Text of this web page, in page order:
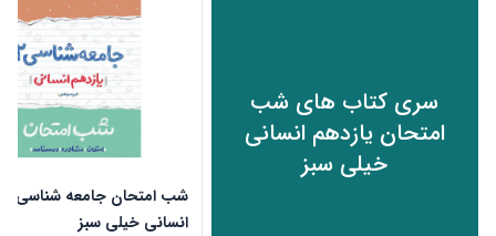
سری کتاب های شب
امتحان یازدهم انسانی
خیلی سبز
شب امتحان جامعه شناسی
انسانی خیلی سبز